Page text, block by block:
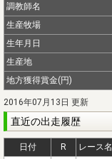
調教師名
生産牧場
生年月日
生産地
地方獲得賞金(円)
2016年07月13日 更新
直近の出走履歴
日付 R レース名